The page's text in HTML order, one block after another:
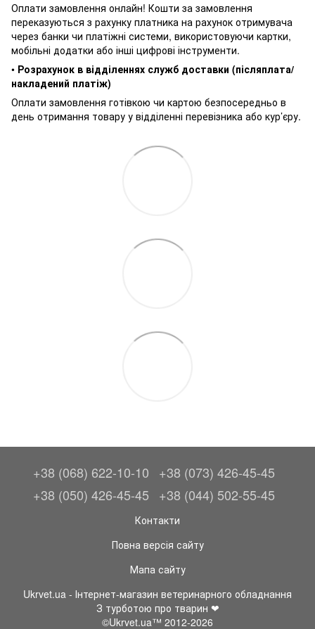
Оплати замовлення онлайн! Кошти за замовлення
переказуються з рахунку платника на рахунок отримувача
через банки чи платіжні системи, використовуючи картки,
мобільні додатки або інші цифрові інструменти.
• Розрахунок в відділеннях служб доставки (післяплата/
накладений платіж)
Оплати замовлення готівкою чи картою безпосередньо в
день отримання товару у відділенні перевізника або кур’єру.
+38 (068) 622-10-10
+38 (073) 426-45-45
+38 (050) 426-45-45
+38 (044) 502-55-45
Контакти
Повна версія сайту
Мапа сайту
Ukrvet.ua - Інтернет-магазин ветеринарного обладнання
З турботою про тварин ❤
©Ukrvet.ua™ 2012-2026